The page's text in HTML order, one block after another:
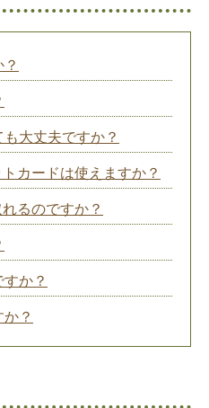
大丈夫ですか？
カードは使えますか？
るのですか？
か？
？